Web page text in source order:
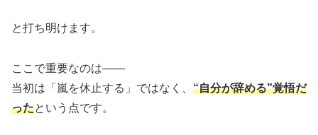
と打ち明けます。
ここで重要なのは――
当初は「嵐を休止する」ではなく、 “自分が辞める”覚悟だ
ったという点です。